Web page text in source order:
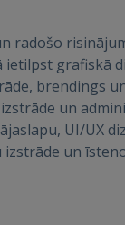
radošo
ietilpst grafiskā
brendings
un
UI/UX
izstrāde un